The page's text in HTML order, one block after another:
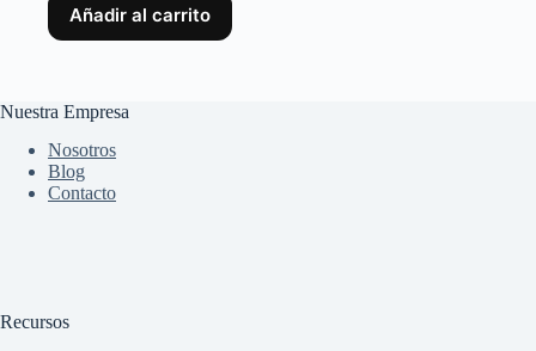
Añadir al carrito
Nuestra Empresa
Nosotros
Blog
Contacto
Recursos